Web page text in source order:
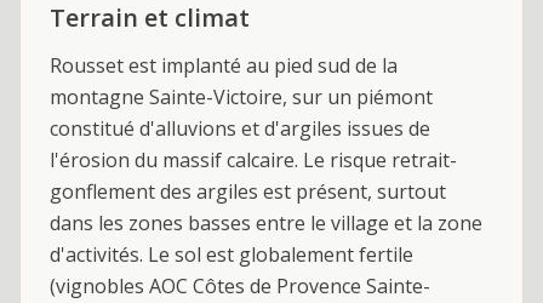
Terrain et climat
Rousset est implanté au pied sud de la
montagne Sainte-Victoire, sur un piémont
constitué d'alluvions et d'argiles issues de
l'érosion du massif calcaire. Le risque retrait-
gonflement des argiles est présent, surtout
dans les zones basses entre le village et la zone
d'activités. Le sol est globalement fertile
(vignobles AOC Côtes de Provence Sainte-